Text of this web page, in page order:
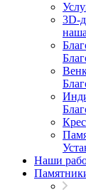
3D-
Наши